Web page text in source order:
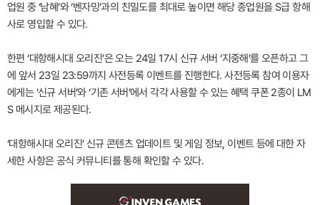
업원 중 ‘남혜’와 ‘벤자밍’과의 친밀도를 최대로 높이면 해당 종업원을 S급 항해
사로 영입할 수 있다.
한편 ‘대항해시대 오리진’은 오는 24일 17시 신규 서버 ‘지중해’를 오픈하고 그
에 앞서 23일 23:59까지 사전등록 이벤트를 진행한다. 사전등록 참여 이용자
에게는 ‘신규 서버’와 ‘기존 서버’에서 각각 사용할 수 있는 혜택 쿠폰 2종이 LM
S 메시지로 제공된다.
‘대항해시대 오리진’ 신규 콘텐츠 업데이트 및 게임 정보, 이벤트 등에 대한 자
세한 사항은 공식 커뮤니티를 통해 확인할 수 있다.